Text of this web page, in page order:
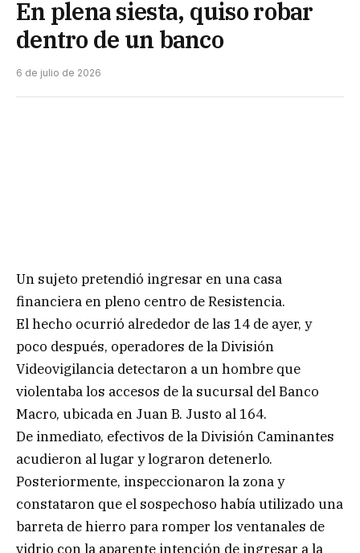
En plena siesta, quiso robar
dentro de un banco
6 de julio de 2026
Un sujeto pretendió ingresar en una casa
financiera en pleno centro de Resistencia.
El hecho ocurrió alrededor de las 14 de ayer, y
poco después, operadores de la División
Videovigilancia detectaron a un hombre que
violentaba los accesos de la sucursal del Banco
Macro, ubicada en Juan B. Justo al 164.
De inmediato, efectivos de la División Caminantes
acudieron al lugar y lograron detenerlo.
Posteriormente, inspeccionaron la zona y
constataron que el sospechoso había utilizado una
barreta de hierro para romper los ventanales de
vidrio con la aparente intención de ingresar a la